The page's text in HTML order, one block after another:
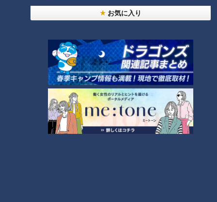
お気に入り
CBCテレビ：画像『チャント！』
寺坂くんが、さらなるOMATSURIちゃんを探していると、山